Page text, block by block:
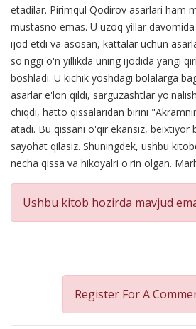
etadilar. Pirimqul Qodirov asarlari ham
mustasno emas. U uzoq yillar
ijod etdi va asosan, kattalar uchun
so'nggi o'n yillikda uning ijodida yangi
boshladi. U kichik yoshdagi bolalarga
asarlar e'lon qildi, sarguzashtlar
chiqdi, hatto qissalaridan birini
atadi. Bu qissani o'qir ekansiz, beixtiyor
sayohat qilasiz. Shuningdek, ushbu
necha qissa va hikoyalri o'rin olgan.
Ushbu kitob hozirda mavjud
Register For A